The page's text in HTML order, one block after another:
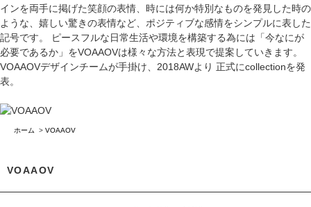
インを両手に掲げた笑顔の表情、時には何か特別なものを発見した時の
ような、嬉しい驚きの表情など、ポジティブな感情をシンプルに表した
記号です。 ピースフルな日常生活や環境を構築する為には「今なにが
必要であるか」をVOAAOVは様々な方法と表現で提案していきます。
VOAAOVデザインチームが手掛け、2018AWより 正式にcollectionを発
表。
ホーム > VOAAOV
VOAAOV